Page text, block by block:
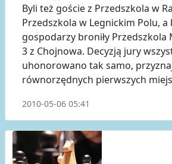
Byli też goście z Przedszkola w
Przedszkola w Legnickim Polu, a
gospodarzy broniły Przedszkola
3 z Chojnowa. Decyzją jury
uhonorowano tak samo,
równorzędnych pierwszych
2010-05-06 05:41